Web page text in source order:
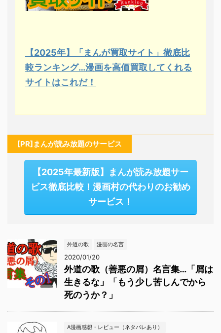
【2025年】「まんが買取サイト」徹底比
較ランキング…漫画を高価買取してくれる
サイトはこれだ！
[PR]まんが読み放題のサービス
【2025年最新版】まんが読み放題サー
ビス徹底比較！漫画村の代わりのお勧め
サービス！
外道の歌 漫画の名言
2020/01/20
外道の歌（善悪の屑）名言集…「屑は
生きるな」「もう少し苦しんでから
死のうか？」
A漫画感想・レビュー（ネタバレあり）